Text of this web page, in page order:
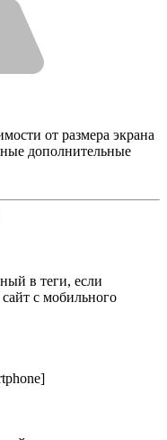
от размера экрана
дополнительные
в теги, если
с мобильного